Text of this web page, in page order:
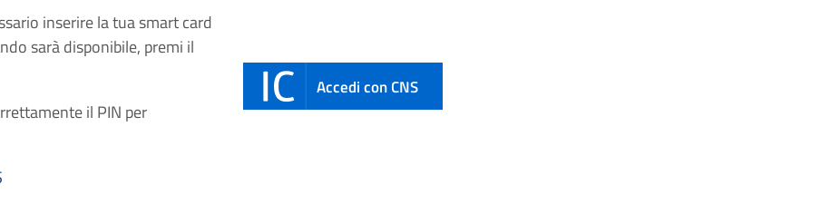
inserire la tua smart card
sarà disponibile, premi il
il PIN per
Accedi con CNS